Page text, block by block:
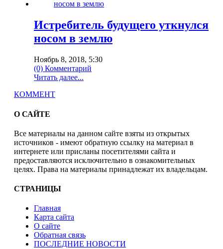
Истребитель будущего уткнулся
носом в землю
Ноябрь 8, 2018, 5:30
(0) Комментарий
Читать далее...
КОММЕНТ
О САЙТЕ
Все материалы на данном сайте взяты из открытых
источников - имеют обратную ссылку на материал в
интернете или присланы посетителями сайта и
предоставляются исключительно в ознакомительных
целях. Права на материалы принадлежат их владельцам.
СТРАНИЦЫ
Главная
Карта сайта
О сайте
Обратная связь
ПОСЛЕДНИЕ НОВОСТИ